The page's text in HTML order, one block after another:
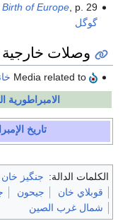
of Europe, p. 29, في
گوگل
وصلات خارجية
Media related to
الامبراطورية
تاريخ
الكلمات الدالة: جنگيز خان
قوبلاي خان
جيحون
شمال غرب الصين